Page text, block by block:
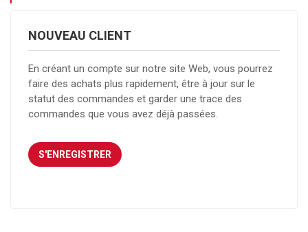
NOUVEAU CLIENT
En créant un compte sur notre site Web, vous pourrez
faire des achats plus rapidement, être à jour sur le
statut des commandes et garder une trace des
commandes que vous avez déjà passées.